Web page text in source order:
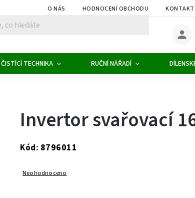
O NÁS HODNOCENÍ OBCHODU
ČISTÍCÍ TECHNIKA RUČNÍ NÁŘADÍ
Invertor svařovací
Kód: 8796011
Neohodnoceno